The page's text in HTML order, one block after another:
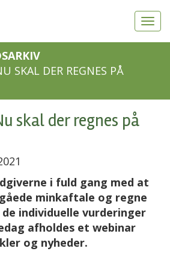
SKAL DER REGNES PÅ
skal der regnes på
i fuld gang med at
minkaftale og regne
individuelle vurderinger
afholdes et webinar
og nyheder.